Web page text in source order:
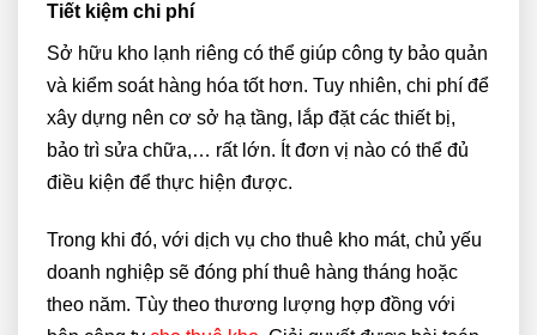
Tiết kiệm chi phí
Sở hữu kho lạnh riêng có thể giúp công ty bảo quản
và kiểm soát hàng hóa tốt hơn. Tuy nhiên, chi phí để
xây dựng nên cơ sở hạ tầng, lắp đặt các thiết bị,
bảo trì sửa chữa,… rất lớn. Ít đơn vị nào có thể đủ
điều kiện để thực hiện được.
Trong khi đó, với dịch vụ cho thuê kho mát, chủ yếu
doanh nghiệp sẽ đóng phí thuê hàng tháng hoặc
theo năm. Tùy theo thương lượng hợp đồng với